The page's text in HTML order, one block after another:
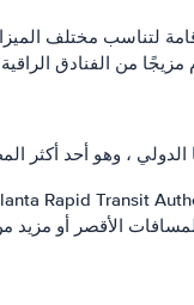
الدولي ، وهو أحد
الأقصر أو مزيد